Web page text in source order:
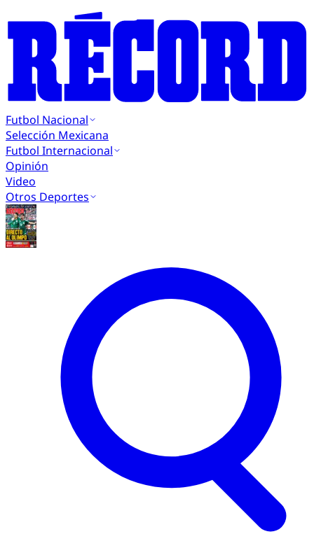
Futbol Nacional
Selección Mexicana
Futbol Internacional
Opinión
Video
Otros Deportes